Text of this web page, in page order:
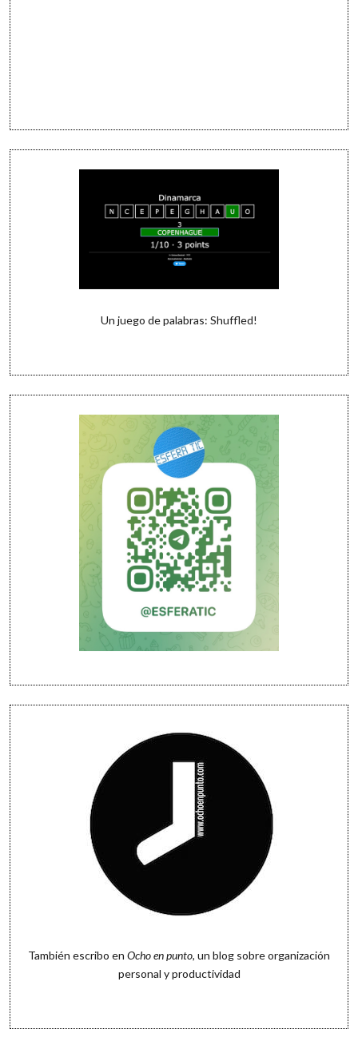
Un juego de palabras: Shuffled!
También escribo en Ocho en punto, un blog sobre organización
personal y productividad